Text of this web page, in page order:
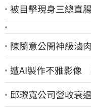
被目擊現身三總直
陳隨意公開神級滷
遭AI製作不雅影像
邱瓈寬公司營收衰